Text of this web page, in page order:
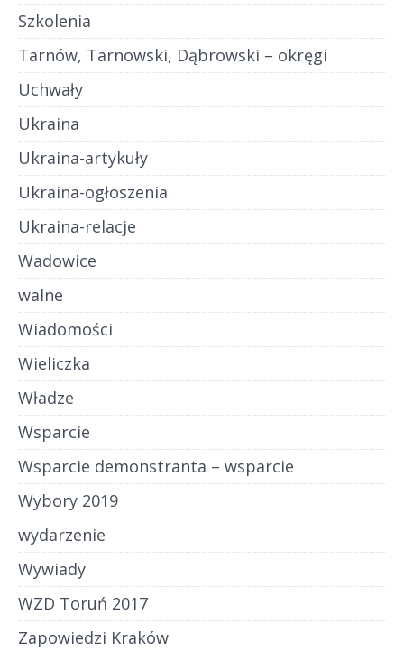
Szkolenia
Tarnów, Tarnowski, Dąbrowski – okręgi
Uchwały
Ukraina
Ukraina-artykuły
Ukraina-ogłoszenia
Ukraina-relacje
Wadowice
walne
Wiadomości
Wieliczka
Władze
Wsparcie
Wsparcie demonstranta – wsparcie
Wybory 2019
wydarzenie
Wywiady
WZD Toruń 2017
Zapowiedzi Kraków